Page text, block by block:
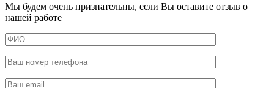
Мы будем очень признательны, если Вы оставите отзыв о
нашей работе